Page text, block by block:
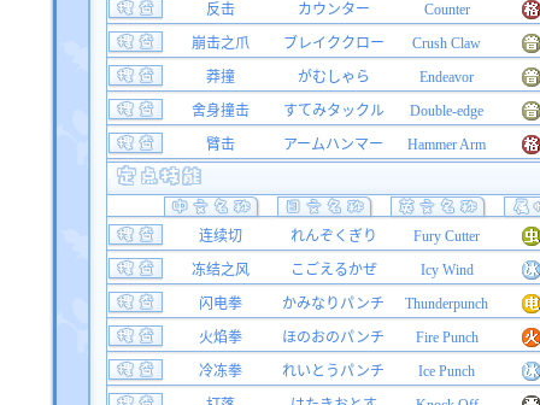
反击
カウンター
Counter
崩击之爪
ブレイククロー
Crush Claw
莽撞
がむしゃら
Endeavor
舍身撞击
すてみタックル
Double-edge
臂击
アームハンマー Hammer Arm
连续切 れんぞくぎり
Fury Cutter
冻结之风
こごえるかぜ
Icy Wind
闪电拳
かみなりパンチ
Thunderpunch
火焰拳
ほのおのパンチ
Fire Punch
冷冻拳
れいとうパンチ
Ice Punch